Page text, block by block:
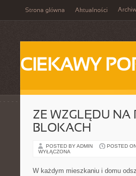
Strona główna Aktualności
CIEKAWY
ZE WZGLĘDU NA
BLOKACH
POSTED BY ADMIN POSTED
WYŁĄCZONA
W każdym mieszkaniu i domu